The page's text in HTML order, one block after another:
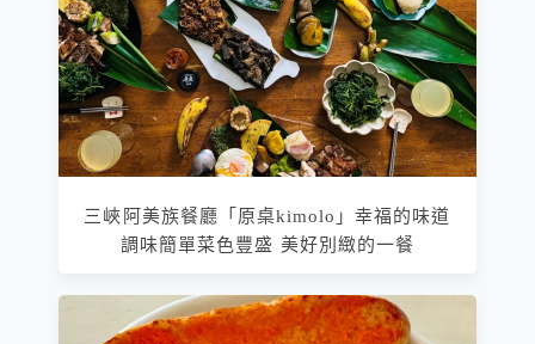
三峽阿美族餐廳「原桌kimolo」幸福的味道
調味簡單菜色豐盛 美好別緻的一餐